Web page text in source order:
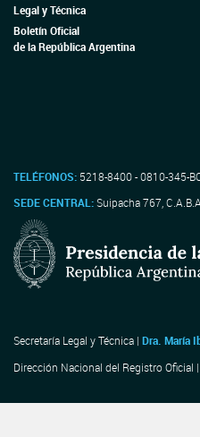
Legal y Técnica
Boletín Oficial
de la República Argentina
TELÉFONOS: 5218-8400 - 0810-345-
SEDE CENTRAL:Suipacha 767,
Secretaría Legal y Técnica | Dra. María
Dirección Nacional del Registro Oficial |